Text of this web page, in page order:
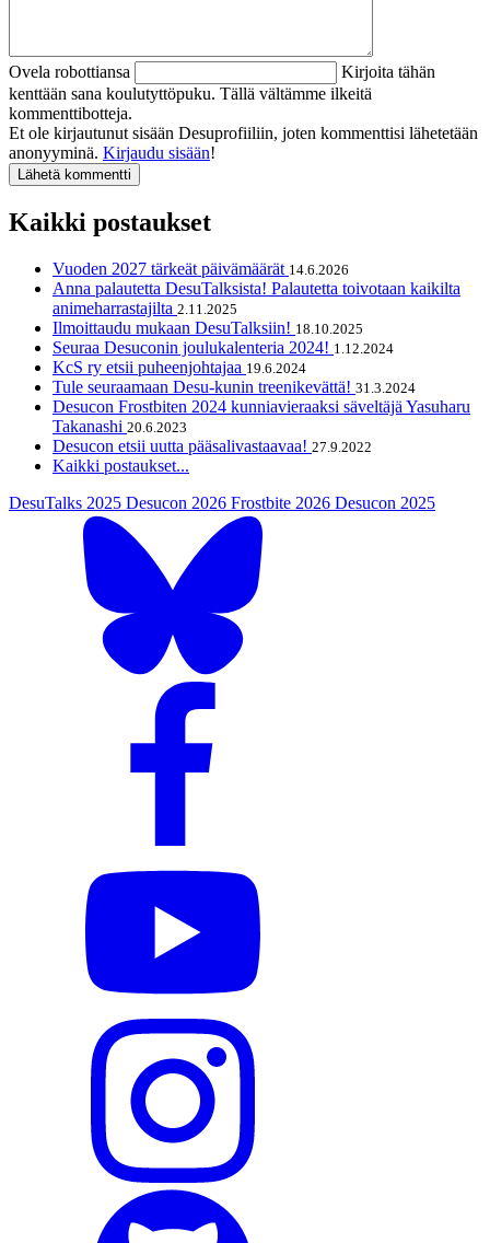
Ovela robottiansa
Kirjoita tähän
kenttään sana koulutyttöpuku. Tällä vältämme ilkeitä
kommenttibotteja.
Et ole kirjautunut sisään Desuprofiiliin, joten kommenttisi lähetetään
anonyyminä. Kirjaudu sisään!
Kaikki postaukset
Vuoden 2027 tärkeät päivämäärät 14.6.2026
Anna palautetta DesuTalksista! Palautetta toivotaan kaikilta
animeharrastajilta 2.11.2025
Ilmoittaudu mukaan DesuTalksiin! 18.10.2025
Seuraa Desuconin joulukalenteria 2024! 1.12.2024
KcS ry etsii puheenjohtajaa 19.6.2024
Tule seuraamaan Desu-kunin treenikevättä! 31.3.2024
Desucon Frostbiten 2024 kunniavieraaksi säveltäjä Yasuharu
Takanashi 20.6.2023
Desucon etsii uutta pääsalivastaavaa! 27.9.2022
Kaikki postaukset...
DesuTalks 2025 Desucon 2026 Frostbite 2026 Desucon 2025